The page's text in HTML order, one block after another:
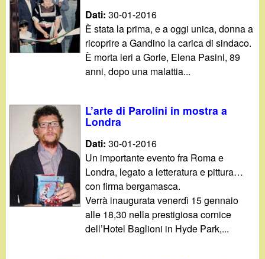
Dati:30-01-2016
È stata la prima, e a oggi unica, donna a
ricoprire a Gandino la carica di sindaco.
È morta ieri a Gorle, Elena Pasini, 89
anni, dopo una malattia...
L’arte di Parolini in mostra a
Londra
Dati:30-01-2016
Un importante evento fra Roma e
Londra, legato a letteratura e pittura…
con firma bergamasca.
Verrà inaugurata venerdì 15 gennaio
alle 18,30 nella prestigiosa cornice
dell’Hotel Baglioni in Hyde Park,...